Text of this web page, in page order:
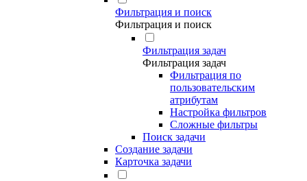
Фильтрация и поиск
Фильтрация и поиск
Фильтрация задач
Фильтрация задач
Фильтрация по
пользовательским
атрибутам
Настройка фильтров
Сложные фильтры
Поиск задачи
Создание задачи
Карточка задачи